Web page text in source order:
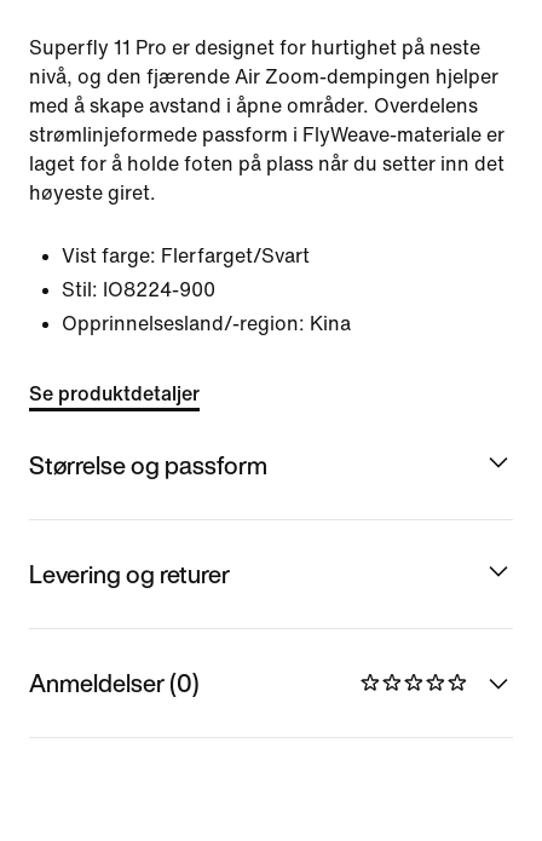
Superfly 11 Pro er designet for hurtighet på neste
nivå, og den fjærende Air Zoom-dempingen hjelper
med å skape avstand i åpne områder. Overdelens
strømlinjeformede passform i FlyWeave-materiale er
laget for å holde foten på plass når du setter inn det
høyeste giret.
Vist farge: Flerfarget/Svart
Stil: IO8224-900
Opprinnelsesland/-region: Kina
Se produktdetaljer
Størrelse og passform
Levering og returer
Anmeldelser (0)